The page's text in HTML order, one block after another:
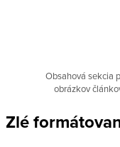
Obsahová sekcia
obrázkov
Zlé